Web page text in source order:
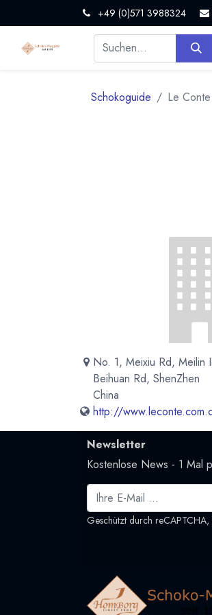
+49 (0)571 3988324
Schokoguide Le Conte
No. 1, Meixiu Rd, Meilin
Beihuan Rd, ShenZhen
China
http://
Newsletter
Kostenlose News - 1 Mal
Geschützt durch reCAPTCHA,